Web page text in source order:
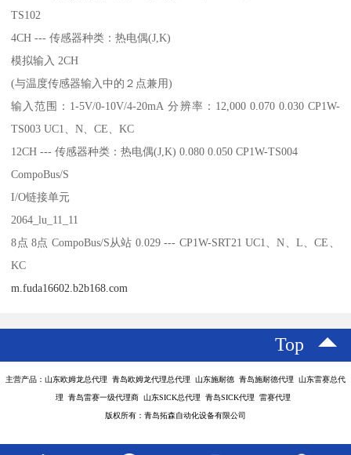
TS102
4CH --- 传感器种类：热电偶(J,K)
模拟输入 2CH
(与温度传感器输入中的２点兼用)
输入范围：1-5V/0-10V/4-20mA 分辨率：12,000 0.070 0.030 CP1W-
TS003 UC1、N、CE、KC
12CH --- 传感器种类：热电偶(J,K) 0.080 0.050 CP1W-TS004
CompoBus/S
I/O链接单元
2064_lu_11_11
8点 8点 CompoBus/S从站 0.029 --- CP1W-SRT21 UC1、N、L、CE、
KC
m.fuda16602.b2b168.com
Top
主营产品：山东欧姆龙总代理 青岛欧姆龙代理总代理 山东施耐德 青岛施耐德代理 山东雷赛总代
理 青岛雷赛一级代理商 山东SICK总代理 青岛SICK代理 雷赛代理
版权所有：青岛拓森自动化设备有限公司